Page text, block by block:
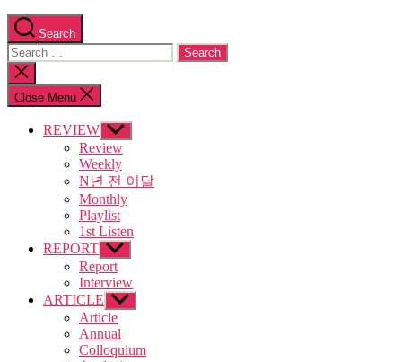
Search
Search
for:
Close
search
Close Menu
REVIEW Show
sub
menu
Review
Weekly
N년 전 이달
Monthly
Playlist
1st Listen
REPORT Show
sub
menu
Report
Interview
ARTICLE Show
sub
menu
Article
Annual
Colloquium